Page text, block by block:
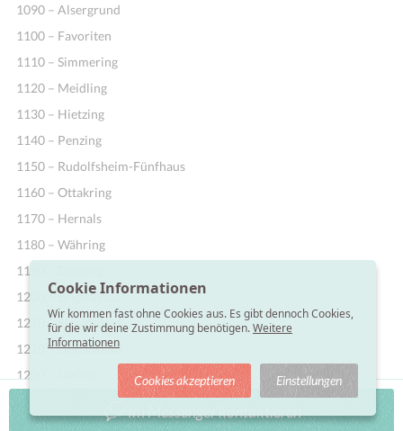
Im Messenger kontaktieren
1090 – Alsergrund
1100 – Favoriten
1110 – Simmering
1120 – Meidling
1130 – Hietzing
1140 – Penzing
1150 – Rudolfsheim-Fünfhaus
1160 – Ottakring
1170 – Hernals
1180 – Währing
1190 – Döbling
1200 – Brigittenau
1210 – Floridsdorf
1220 – Donaustadt
1230 – Liesing
Cookie Informationen
Wir kommen fast ohne Cookies aus. Es gibt dennoch Cookies,
für die wir deine Zustimmung benötigen.Weitere
Informationen
Cookies akzeptieren Einstellungen